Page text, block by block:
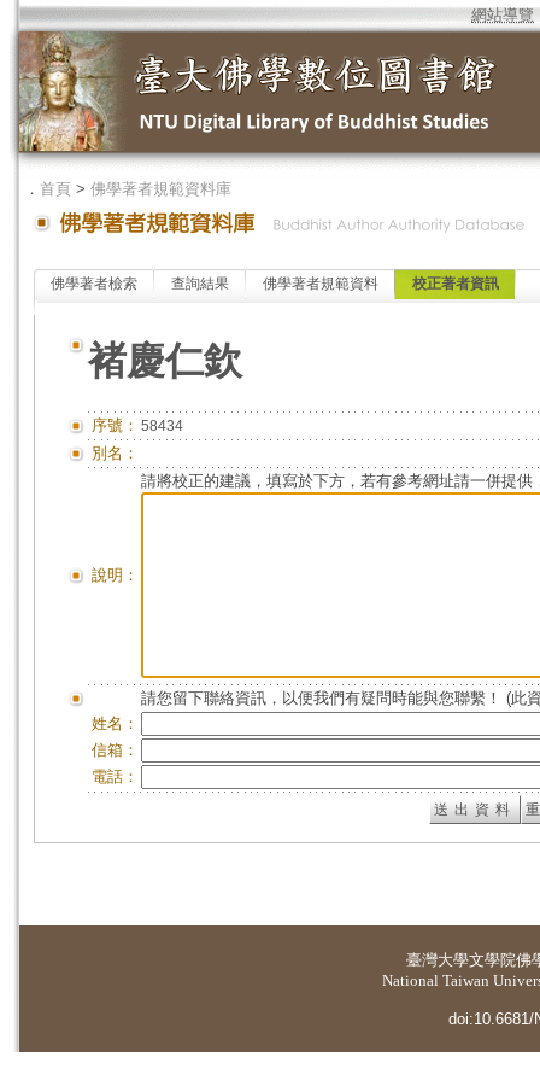
網站導覽
． 首頁 > 佛學著者規範資料庫
佛學著者檢索 查詢結果 佛學著者規範資料 校正著者資訊
褚慶仁欽
序號： 58434
別名：
說明：
請將校正的建議，填寫於下方，若有參考網址請一併提供
請您留下聯絡資訊，以便我們有疑問時能與您聯繫！ (此
姓名：
信箱：
電話：
臺灣大學文學院佛
National Taiwan
doi:10.6681/